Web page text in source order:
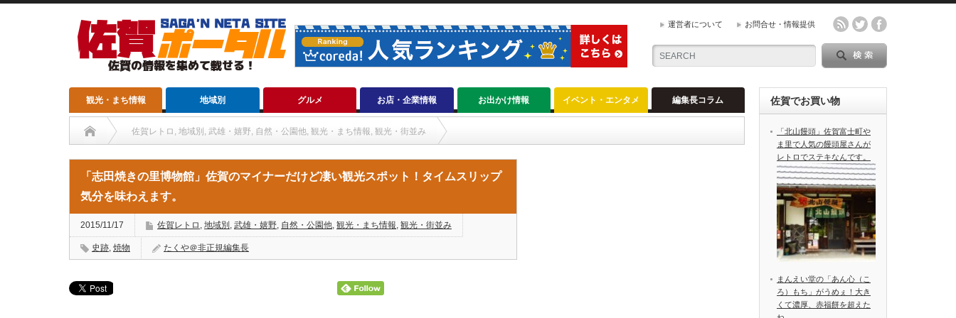
運営者について お問合せ・情報提供
観光・まち情報 地域別 グルメ お店・企業情報 お出かけ情報 イベント・エンタメ 編集長コラム
佐賀レトロ , 地域別 , 武雄・嬉野, 自然・公園他, 観光・まち情報, 観光・街並み
「志田焼きの里博物館」佐賀のマイナーだけど凄い観光スポット！タイムスリップ気分を味わえます。
「志田焼きの里博物館」佐賀のマイナーだけど凄い観光スポット！タイムスリップ
気分を味わえます。
2015/11/17 佐賀レトロ , 地域別 , 武雄・嬉野, 自然・公園他, 観光・まち情報, 観光・街並み
史跡, 焼物 たくや＠非正規編集長
佐賀でお買い物
「北山饅頭」佐賀富士町や
ま里で人気の饅頭屋さんが
レトロでステキなんです。
まんえい堂の「あん心（こ
ろ）もち」がうめぇ！大き
くて濃厚、赤福餅を超えた